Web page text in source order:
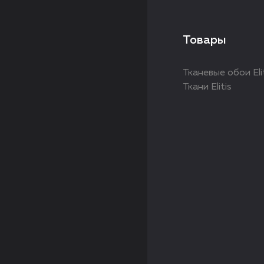
Товары
Тканевые обои
Ткани Elitis